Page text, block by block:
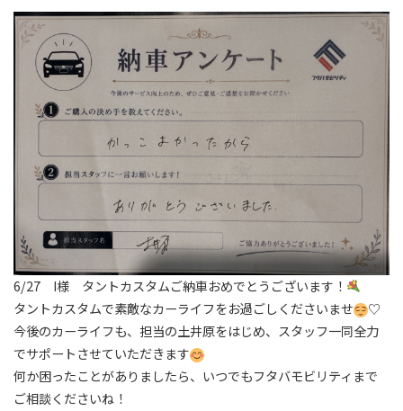
6/27 I様 タントカスタムご納車おめでとうございます！
タントカスタムで素敵なカーライフをお過ごしくださいませ
♡
今後のカーライフも、担当の土井原をはじめ、スタッフ一同全力
でサポートさせていただきます
何か困ったことがありましたら、いつでもフタバモビリティまで
ご相談くださいね！